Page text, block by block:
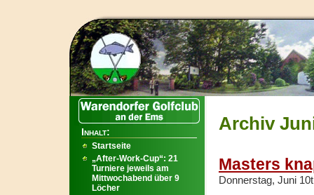
Archiv
Masters
Donnerstag, Juni
Inhalt:
Startseite
„After-Work-Cup“: 21
Turniere jeweils am
Mittwochabend über 9
Löcher